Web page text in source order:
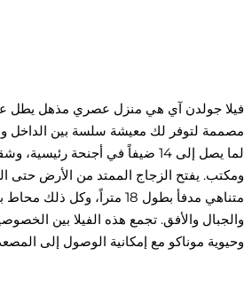
فيلا جولدن آي هي منزل عصري مذهل يطل
لما يصل إلى 14 ضيفاً في أجنحة
ومكتب. يفتح الزجاج الممتد من الأرض
والجبال والأفق. تجمع هذه الفيلا بين
وحيوية موناكو مع إمكانية الوصول إلى